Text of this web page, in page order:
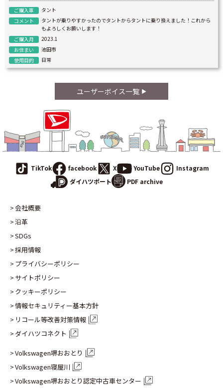
ご購入車
タント
コメント
タントが乗りやすかったのでタントからタントに乗り換えました！これから
もよろしくお願いします！
ご購入月
2023.1
お住まい
池田市
使用目的
日常
ユーザーボイス一覧
TikTok facebook X YouTube
Instagram
ダイハツポート
PDF archive
会社概要
沿革
SDGs
採用情報
プライバシーポリシー
サイトポリシー
クッキーポリシー
情報セキュリティー基本方針
リコール等改善対策情報
ダイハツコネクト
Volkswagen堺おおとり
Volkswagen寝屋川
Volkswagen堺おおとり認定中古車センター